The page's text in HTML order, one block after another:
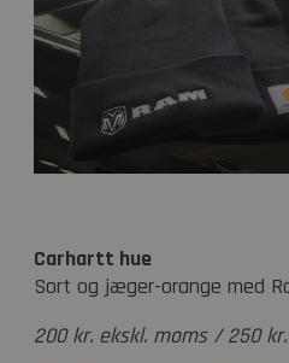
Carhartt hue
Sort og jæger-orange med
200 kr. ekskl. moms / 250